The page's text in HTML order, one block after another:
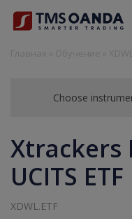
Choose
Xtrackers
UCITS ETF
XDWL.ETF